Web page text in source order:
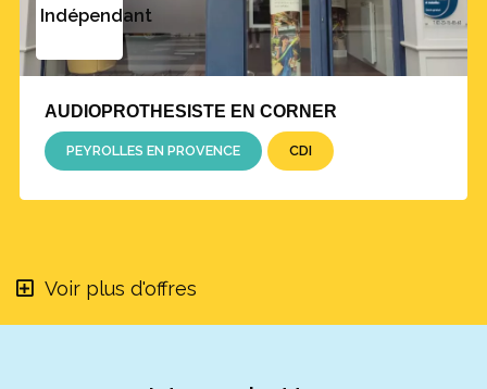
Indépendant
AUDIOPROTHESISTE EN CORNER
PEYROLLES EN PROVENCE CDI
Voir plus d'offres